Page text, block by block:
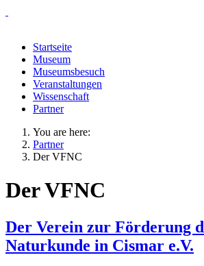
Startseite
Museum
Museumsbesuch
Veranstaltungen
Wissenschaft
Partner
You are here:
Partner
Der VFNC
Der VFNC
Der Verein zur Förderung
Naturkunde in Cismar e.V.